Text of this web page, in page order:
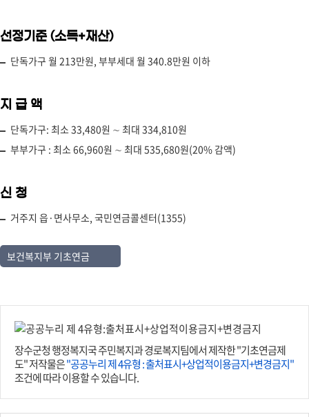
선정기준 (소득+재산)
단독가구 월 213만원, 부부세대 월 340.8만원 이하
지 급 액
단독가구: 최소 33,480원 ∼ 최대 334,810원
부부가구 : 최소 66,960원 ∼ 최대 535,680원(20% 감액)
신 청
거주지 읍·면사무소, 국민연금콜센터(1355)
보건복지부 기초연금
장수군청 행정복지국 주민복지과 경로복지팀에서 제작한 "기초연금제
도" 저작물은"공공누리 제 4유형 : 출처표시+상업적이용금지+변경금지"
조건에 따라 이용할 수 있습니다.